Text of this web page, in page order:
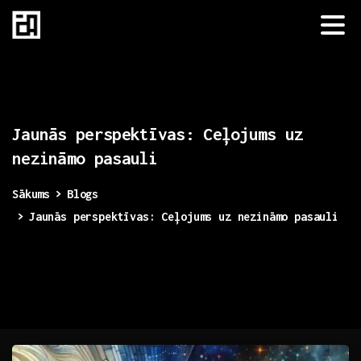
Jaunās perspektīvas: Ceļojums uz
nezināmo pasauli
Sākums
Blogs
Jaunās perspektīvas: Ceļojums uz nezināmo pasauli